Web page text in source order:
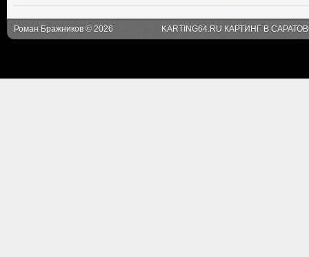
Роман Бражников © 2026 KARTING64.RU КАРТИНГ В